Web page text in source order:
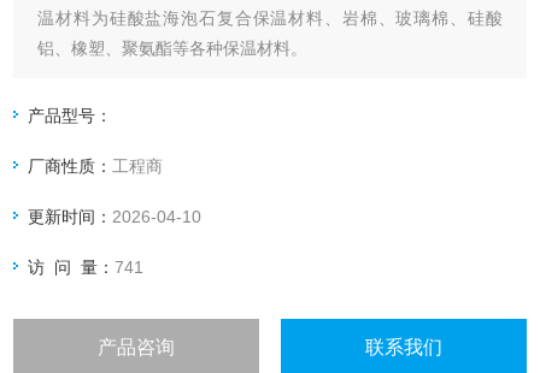
温材料为硅酸盐海泡石复合保温材料、岩棉、玻璃棉、硅酸
铝、橡塑、聚氨酯等各种保温材料。
产品型号：
厂商性质： 工程商
更新时间： 2026-04-10
访 问 量：741
产品咨询 联系我们